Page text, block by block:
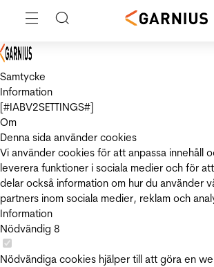
Samtycke
Information
[#IABV2SETTINGS#]
Om
Denna sida använder cookies
Vi använder cookies för att anpassa innehåll
leverera funktioner i sociala medier och för
delar också information om hur du använder
partners inom sociala medier, reklam och
Information
Nödvändig 8
Nödvändiga cookies hjälper till att göra en